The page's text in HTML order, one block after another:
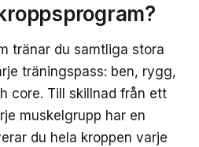
tränar du samtliga stora
träningspass: ben, rygg,
core. Till skillnad från ett
muskelgrupp har en
du hela kroppen varje